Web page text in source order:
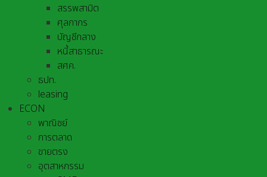
สรรพสามิต
ศุลกากร
บัญชีกลาง
หนี้สาธารณะ
สศค.
ธปท.
leasing
ECON
พาณิชย์
การตลาด
ขายตรง
อุตสาหกรรม